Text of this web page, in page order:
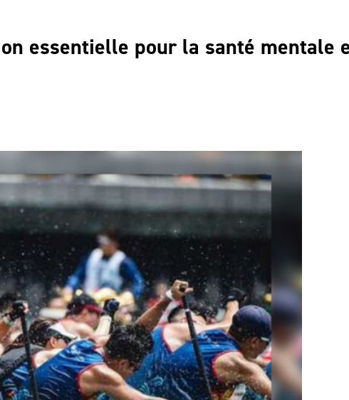
essentielle pour la santé mentale